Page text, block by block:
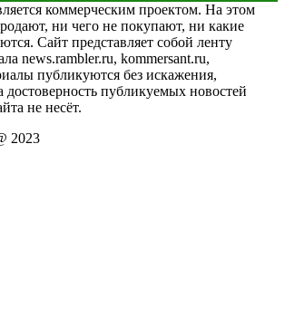
коммерческим проектом. На этом
ни чего не покупают, ни какие
Сайт представляет собой ленту
news.rambler.ru, kommersant.ru,
публикуются без искажения,
достоверность публикуемых новостей
не несёт.
2023